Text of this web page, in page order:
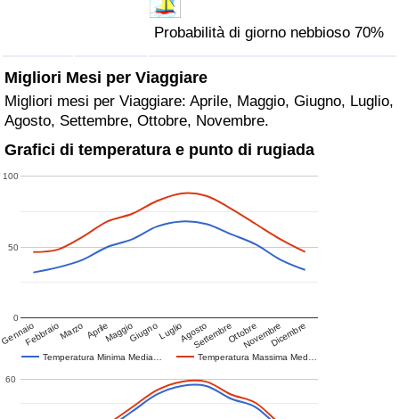
Probabilità di giorno nebbioso 70%
Migliori Mesi per Viaggiare
Migliori mesi per Viaggiare: Aprile, Maggio, Giugno, Luglio,
Agosto, Settembre, Ottobre, Novembre.
Grafici di temperatura e punto di rugiada
Temperatura Minima Media… Temperatura Massima Med…
GennaioFebbraioMarzo AprileMaggioGiugnoLuglioAgosto
SettembreOttobreNovembreDicembre
0
50
100
60